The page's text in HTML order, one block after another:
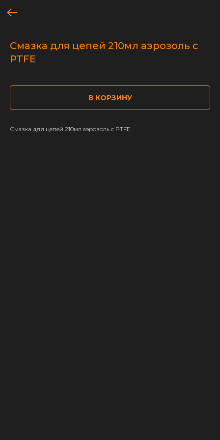
Смазка для цепей 210мл аэрозоль с
PTFE
В КОРЗИНУ
Смазка для цепей 210мл аэрозоль с PTFE